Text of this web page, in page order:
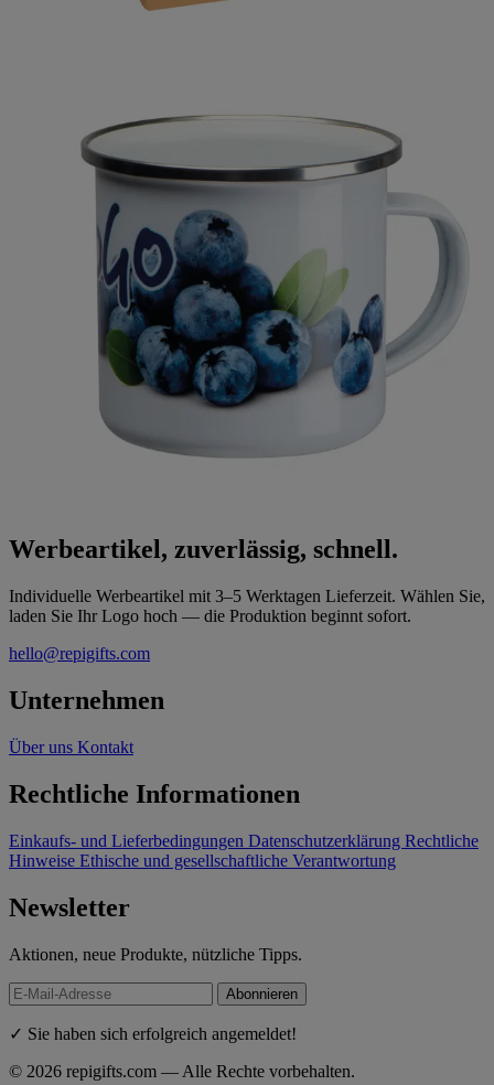
Werbeartikel, zuverlässig, schnell.
Individuelle Werbeartikel mit 3–5 Werktagen Lieferzeit. Wählen Sie,
laden Sie Ihr Logo hoch — die Produktion beginnt sofort.
hello@repigifts.com
Unternehmen
Über uns Kontakt
Rechtliche Informationen
Einkaufs- und Lieferbedingungen Datenschutzerklärung Rechtliche
Hinweise Ethische und gesellschaftliche Verantwortung
Newsletter
Aktionen, neue Produkte, nützliche Tipps.
Abonnieren
✓ Sie haben sich erfolgreich angemeldet!
© 2026 repigifts.com — Alle Rechte vorbehalten.